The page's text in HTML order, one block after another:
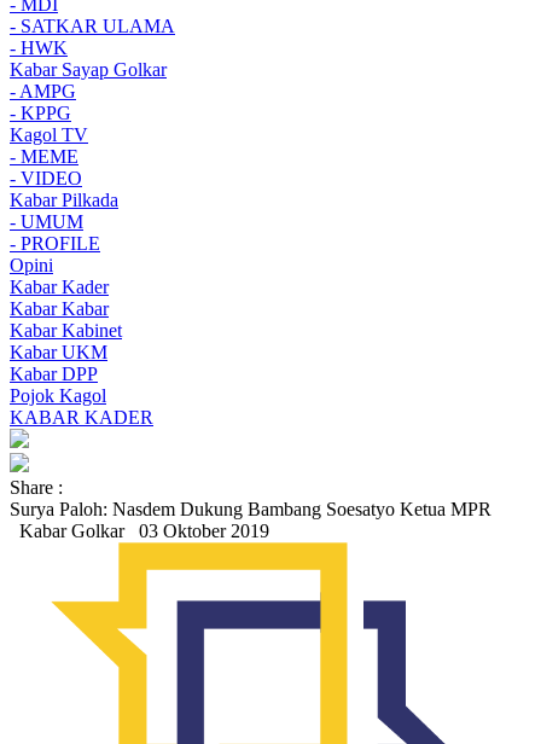
- MDI
- SATKAR ULAMA
- HWK
Kabar Sayap Golkar
- AMPG
- KPPG
Kagol TV
- MEME
- VIDEO
Kabar Pilkada
- UMUM
- PROFILE
Opini
Kabar Kader
Kabar Kabar
Kabar Kabinet
Kabar UKM
Kabar DPP
Pojok Kagol
KABAR KADER
Share :
Surya Paloh: Nasdem Dukung Bambang Soesatyo Ketua MPR
Kabar Golkar
03 Oktober 2019